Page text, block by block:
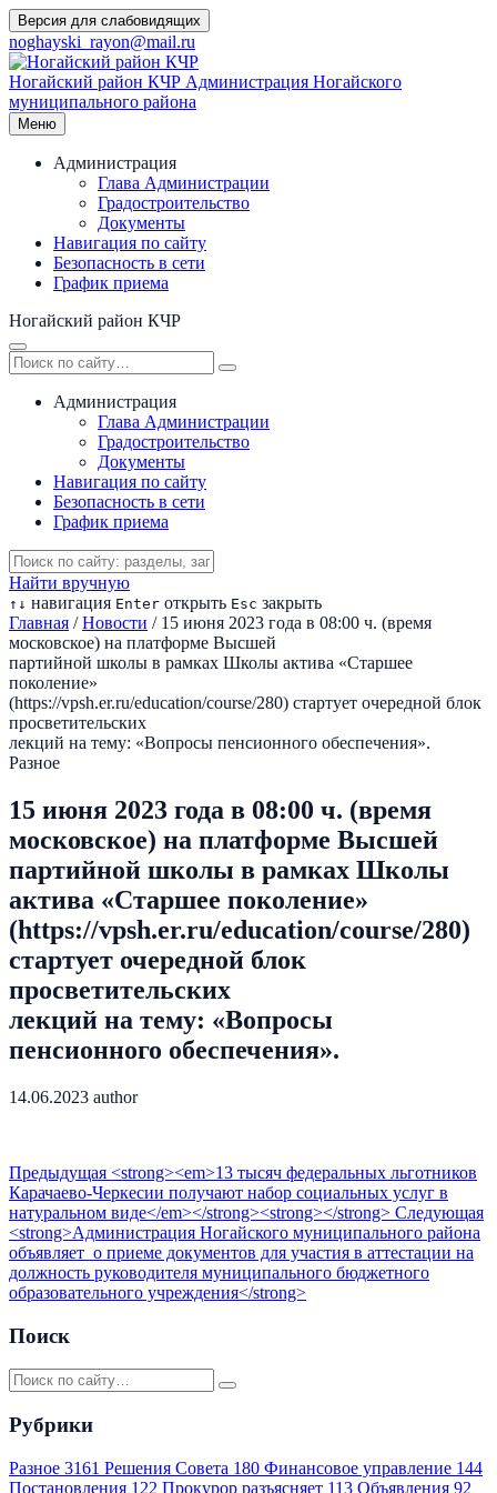
Перейти
к
содержимому
Версия для слабовидящих
noghayski_rayon@mail.ru
Ногайский район КЧР Администрация Ногайского
муниципального района
Меню
Администрация
Глава Администрации
Градостроительство
Документы
Навигация по сайту
Безопасность в сети
График приема
Ногайский район КЧР
Администрация
Глава Администрации
Градостроительство
Документы
Навигация по сайту
Безопасность в сети
График приема
Найти вручную
↑ ↓ навигация Enter открыть Esc закрыть
Главная / Новости / 15 июня 2023 года в 08:00 ч. (время
московское) на платформе Высшей
партийной школы в рамках Школы актива «Старшее
поколение»
(https://vpsh.er.ru/education/course/280) стартует очередной блок
просветительских
лекций на тему: «Вопросы пенсионного обеспечения».
Разное
15 июня 2023 года в 08:00 ч. (время
московское) на платформе Высшей
партийной школы в рамках Школы
актива «Старшее поколение»
(https://vpsh.er.ru/education/course/280)
стартует очередной блок
просветительских
лекций на тему: «Вопросы
пенсионного обеспечения».
14.06.2023 author
Предыдущая <strong><em>13 тысяч федеральных льготников
Карачаево-Черкесии получают набор социальных услуг в
натуральном виде</em></strong><strong></strong> Следующая
<strong>Администрация Ногайского муниципального района
объявляет о приеме документов для участия в аттестации на
должность руководителя муниципального бюджетного
образовательного учреждения</strong>
Поиск
Рубрики
Разное 3161 Решения Совета 180 Финансовое управление 144
Постановления 122 Прокурор разъясняет 113 Объявления 92